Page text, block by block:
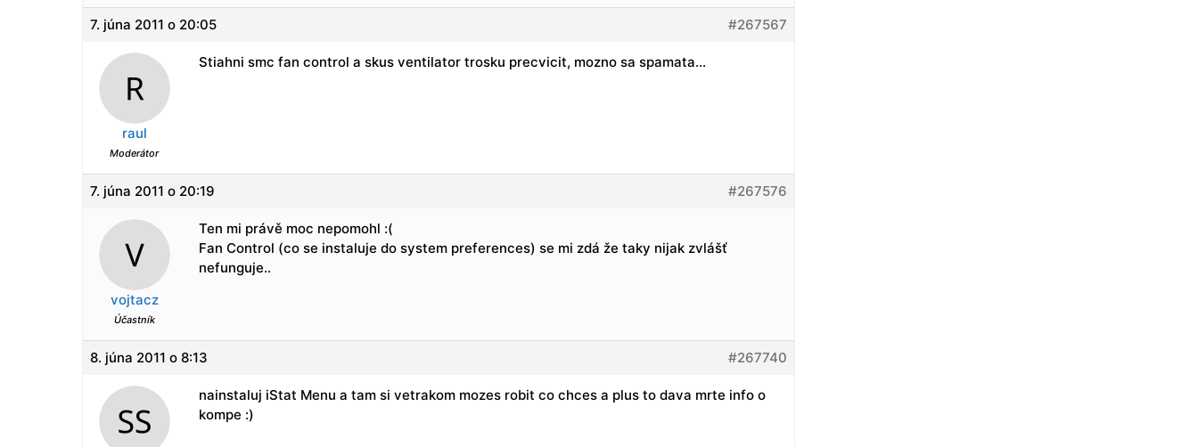
7. júna 2011 o 20:05 #267567
raul
Moderátor
Stiahni smc fan control a skus ventilator trosku precvicit, mozno sa spamata…
7. júna 2011 o 20:19 #267576
vojtacz
Účastník
Ten mi právě moc nepomohl :(
Fan Control (co se instaluje do system preferences) se mi zdá že taky nijak zvlášť
nefunguje..
8. júna 2011 o 8:13 #267740
nainstaluj iStat Menu a tam si vetrakom mozes robit co chces a plus to dava mrte info o
kompe :)